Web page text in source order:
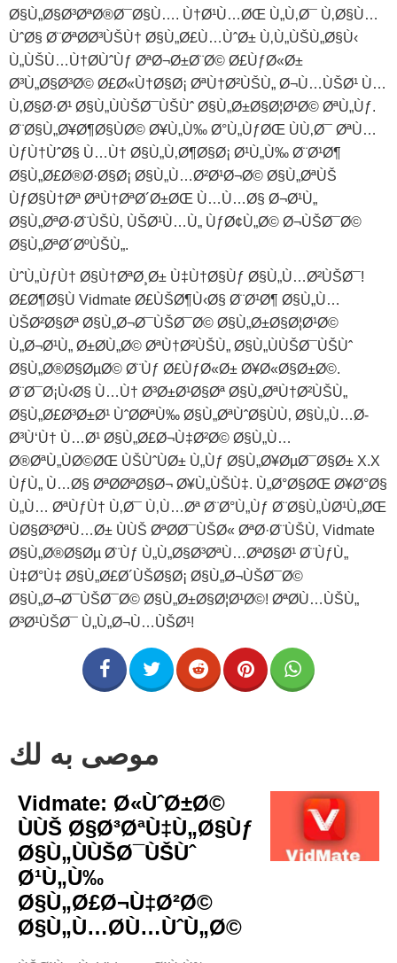
Ø§Ù„Ø§Ø³ØªØ®Ø¯Ø§Ù…. Ù†Ø¹Ù…ØŒ Ù„Ù‚Ø¯ Ù‚Ø§Ù…
ÙˆØ§ Ø¨ØªØ­Ø³ÙŠÙ† Ø§Ù„Ø£Ù…ÙˆØ± Ù‚Ù„ÙŠÙ„Ø§Ù‹
Ù„ÙŠÙ…Ù†Ø­ÙˆÙƒ ØªØ¬Ø±Ø¨Ø© Ø£ÙƒØ«Ø±
Ø³Ù„Ø§Ø³Ø© Ø£Ø«Ù†Ø§Ø¡ ØªÙ†Ø²ÙŠÙ„ Ø¬Ù…ÙŠØ¹ Ù…
Ù‚Ø§Ø·Ø¹ Ø§Ù„ÙÙŠØ¯ÙŠÙˆ Ø§Ù„Ø±Ø§Ø¦Ø¹Ø© ØªÙ„Ùƒ.
Ø¨Ø§Ù„Ø¥Ø¶Ø§ÙØ© Ø¥Ù„Ù‰ Ø°Ù„ÙƒØŒ ÙÙ‚Ø¯ ØªÙ…
ÙƒÙ†ÙˆØ§ Ù…Ù† Ø§Ù„Ù‚Ø¶Ø§Ø¡ Ø¹Ù„Ù‰ Ø¨Ø¹Ø¶
Ø§Ù„Ø£Ø®Ø·Ø§Ø¡ Ø§Ù„Ù…Ø²Ø¹Ø¬Ø© Ø§Ù„ØªÙŠ
ÙƒØ§Ù†Øª ØªÙ†ØªØ´Ø±ØŒ Ù…Ù…Ø§ Ø¬Ø¹Ù„
Ø§Ù„ØªØ·Ø¨ÙŠÙ‚ ÙŠØ¹Ù…Ù„ ÙƒØ¢Ù„Ø© Ø¬ÙŠØ¯Ø©
Ø§Ù„ØªØ´ØºÙŠÙ„.
ÙˆÙ„ÙƒÙ† Ø§Ù†ØªØ¸Ø± Ù‡Ù†Ø§Ùƒ Ø§Ù„Ù…Ø²ÙŠØ¯!
Ø£Ø¶Ø§Ù Vidmate Ø£ÙŠØ¶Ù‹Ø§ Ø¨Ø¹Ø¶ Ø§Ù„Ù…
ÙŠØ²Ø§Øª Ø§Ù„Ø¬Ø¯ÙŠØ¯Ø© Ø§Ù„Ø±Ø§Ø¦Ø¹Ø©
Ù„Ø¬Ø¹Ù„ Ø±Ø­Ù„Ø© ØªÙ†Ø²ÙŠÙ„ Ø§Ù„ÙÙŠØ¯ÙŠÙˆ
Ø§Ù„Ø®Ø§ØµØ© Ø¨Ùƒ Ø£ÙƒØ«Ø± Ø¥Ø«Ø§Ø±Ø©.
Ø¨Ø¯Ø¡Ù‹Ø§ Ù…Ù† Ø³Ø±Ø¹Ø§Øª Ø§Ù„ØªÙ†Ø²ÙŠÙ„
Ø§Ù„Ø£Ø³Ø±Ø¹ ÙˆØ­ØªÙ‰ Ø§Ù„ØªÙˆØ§ÙÙ‚ Ø§Ù„Ù…Ø­
Ø³Ù‘Ù† Ù…Ø¹ Ø§Ù„Ø£Ø¬Ù‡Ø²Ø© Ø§Ù„Ù…
Ø®ØªÙ„ÙØ©ØŒ ÙŠÙˆÙØ± Ù„Ùƒ Ø§Ù„Ø¥ØµØ¯Ø§Ø± X.X
ÙƒÙ„ Ù…Ø§ ØªØ­ØªØ§Ø¬ Ø¥Ù„ÙŠÙ‡. Ù„Ø°Ø§ØŒ Ø¥Ø°Ø§
Ù„Ù… ØªÙƒÙ† Ù‚Ø¯ Ù‚Ù…Øª Ø¨Ø°Ù„Ùƒ Ø¨Ø§Ù„ÙØ¹Ù„ØŒ
ÙØ§Ø³ØªÙ…Ø± ÙÙŠ ØªØ­Ø¯ÙŠØ« ØªØ·Ø¨ÙŠÙ‚ Vidmate
Ø§Ù„Ø®Ø§Øµ Ø¨Ùƒ Ù„Ù„Ø§Ø³ØªÙ…ØªØ§Ø¹ Ø¨ÙƒÙ„
Ù‡Ø°Ù‡ Ø§Ù„Ø£Ø´ÙŠØ§Ø¡ Ø§Ù„Ø¬ÙŠØ¯Ø©
Ø§Ù„Ø¬Ø¯ÙŠØ¯Ø© Ø§Ù„Ø±Ø§Ø¦Ø¹Ø©! ØªØ­Ù…ÙŠÙ„
Ø³Ø¹ÙŠØ¯ Ù„Ù„Ø¬Ù…ÙŠØ¹!
موصى به لك
Vidmate: Ø«ÙˆØ±Ø©
ÙÙŠ Ø§Ø³ØªÙ‡Ù„Ø§Ùƒ
Ø§Ù„ÙÙŠØ¯ÙŠÙˆ
Ø¹Ù„Ù‰
Ø§Ù„Ø£Ø¬Ù‡Ø²Ø©
Ø§Ù„Ù…Ø­Ù…ÙˆÙ„Ø©